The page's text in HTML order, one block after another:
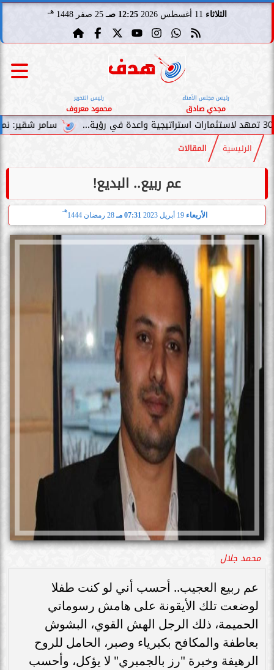
الثلاثاء 12:25 صـ 25 صفر 1448 هـ
رئيس مجلس الأمناء
مجدي صادق
رئيس التحرير
محمود معروف
سامر شقير: نمو صناديق
الرئيسية المقالات
عم ربيع.. البديع!
الأربعاء 19 أبريل 2023 07:31 مـ 28 رمضان 1444
هـ
محمد جلال
عم ربيع العجيب.. أحسب أني لو كنت طفلا
لوضعت تلك الأيقونة على هامش رسوماتي
الحميمة، ذلك الرجل الهش القوي، البشوش
بعاطفة والمكافح بكبرياء وصبر، الحامل للروح
الرهيفة وخبرة "رز بالجمبري" لا يؤكل، وأحسب